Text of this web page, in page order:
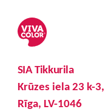
SIA Tikkurila
Krūzes iela 23 k-3,
Rīga, LV-1046